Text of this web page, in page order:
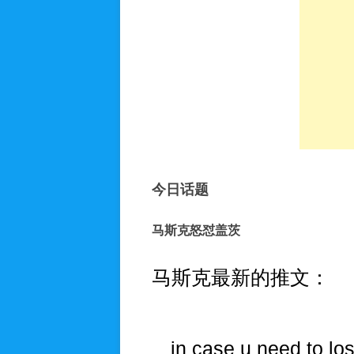
今日话题
马斯克怒怼盖茨
马斯克最新的推文：
in case u need to